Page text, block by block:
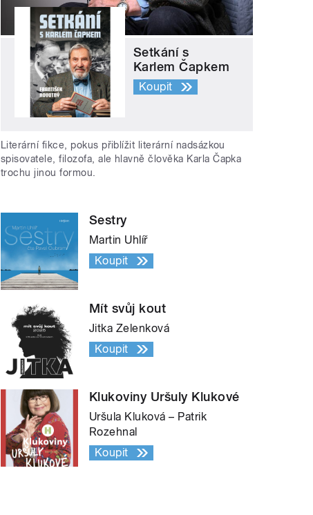
Setkání s
Karlem Čapkem
Koupit
Literární fikce, pokus přiblížit literární nadsázkou
spisovatele, filozofa, ale hlavně člověka Karla Čapka
trochu jinou formou.
Sestry
Martin Uhlíř
Koupit
Mít svůj kout
Jitka Zelenková
Koupit
Klukoviny Uršuly Klukové
Uršula Kluková – Patrik
Rozehnal
Koupit